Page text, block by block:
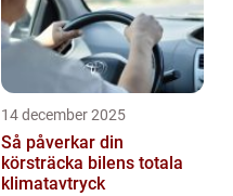
14 december 2025
Så påverkar din
körsträcka bilens totala
klimatavtryck